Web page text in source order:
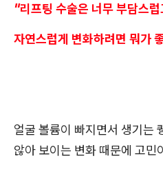
"리프팅 수술은 너무 부담스럽
자연스럽게 변화하려면 뭐가
얼굴 볼륨이 빠지면서 생기는
않아 보이는 변화 때문에 고민